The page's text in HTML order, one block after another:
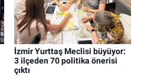
İzmir Yurttaş Meclisi büyüyor:
3 ilçeden 70 politika önerisi
çıktı